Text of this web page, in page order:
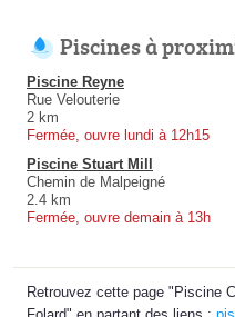
Piscines à
Piscine Reyne
Rue Velouterie
2 km
Fermée, ouvre lundi à 12h15
Piscine Stuart Mill
Chemin de Malpeigné
2.4 km
Fermée, ouvre demain à 13h
Retrouvez cette page "Piscine